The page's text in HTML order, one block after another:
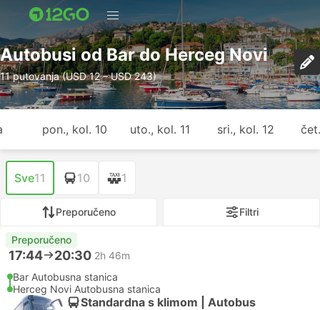
Autobusi od Bar do Herceg Novi
11 putovanja (USD 12 – USD 243)
pon., kol. 10 uto., kol. 11 sri., kol. 12
Sve11 10 1
Preporučeno Filtri
Preporučeno
17:44 20:30 2h 46m
Bar Autobusna stanica
Herceg Novi Autobusna stanica
Standardna s klimom | Autobus